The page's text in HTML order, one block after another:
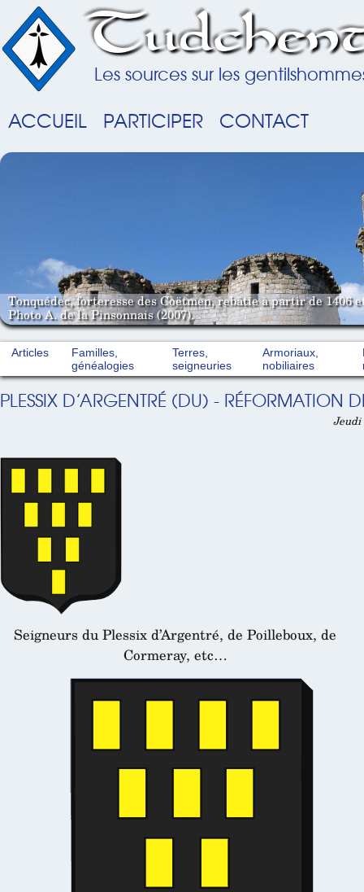
Les sources sur les
ACCUEIL PARTICIPER CONTACT
Tonquédec, forteresse des Coëtmen, rebâtie à partir de 1406
Photo A. de la Pinsonnais (2007).
Articles
Familles,
généalogies
Terres,
seigneuries
Armoriaux,
nobiliaires
PLESSIX D’ARGENTRÉ (DU) - RÉFORMATION
Jeudi
Seigneurs du Plessix d’Argentré, de Poilleboux, de
Cormeray, etc…